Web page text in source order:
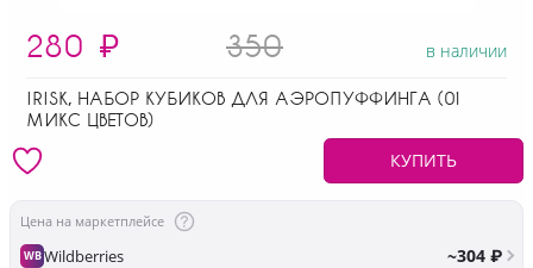
280 ₽ 350 в наличии
IRISK, НАБОР КУБИКОВ ДЛЯ АЭРОПУФФИНГА (01
МИКС ЦВЕТОВ)
КУПИТЬ
Цена на маркетплейсе
WBWildberries ~304 ₽